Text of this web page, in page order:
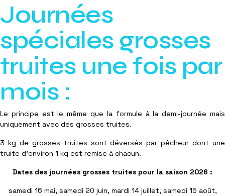
Journées
spéciales grosses
truites une fois par
mois :
Le principe est le même que la formule à la demi-journée mais
uniquement avec des grosses truites.
3 kg de grosses truites sont déversés par pêcheur dont une
truite d'environ 1 kg est remise à chacun.
Dates des journées grosses truites pour la saison 2026 :
samedi 16 mai, samedi 20 juin, mardi 14 juillet, samedi 15 août,